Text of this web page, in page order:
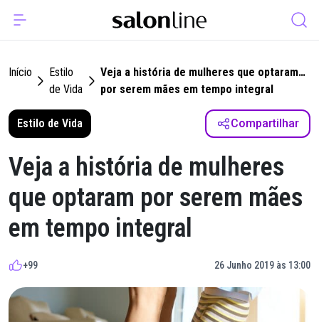
Início
Estilo
de Vida
Veja a história de mulheres que optaram
por serem mães em tempo integral
Estilo de Vida Compartilhar
Veja a história de mulheres
que optaram por serem mães
em tempo integral
+99 26 Junho 2019 às 13:00